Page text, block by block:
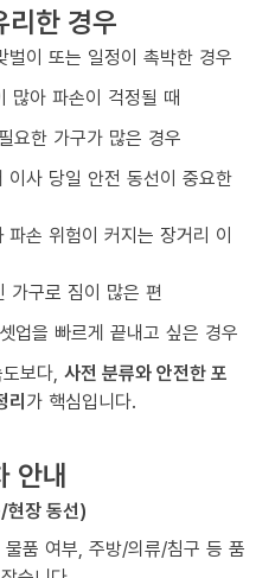
리한 경우
벌이 또는 일정이 촉박한 경우
많아 파손이 걱정될 때
요한 가구가 많은 경우
이사 당일 안전 동선이 중요한
손 위험이 커지는 장거리 이
구로 짐이 많은 편
업을 빠르게 끝내고 싶은 경우
보다, 사전 분류와 안전한 포
리가 핵심입니다.
안내
현장 동선)
품 여부, 주방/의류/침구 등 품